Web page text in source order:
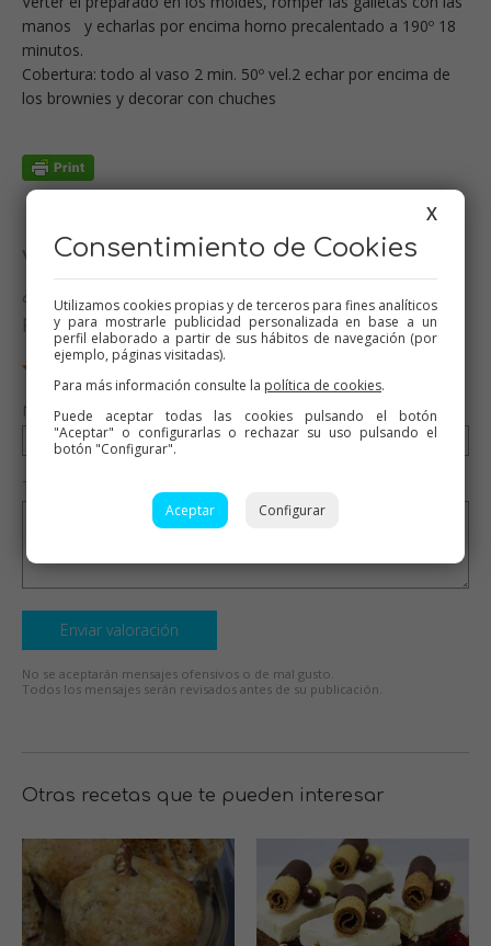
manos y echarlas por encima horno precalentado a 190º 18
minutos.
Cobertura: todo al vaso 2 min. 50º vel.2 echar por encima de
los brownies y decorar con chuches
Valora esta receta
¿Te ha gustado esta receta? Valórala y dime qué
piensas
Nombre (opcional)
Tu valoración (opcional)
Enviar valoración
No se aceptarán mensajes ofensivos o de mal gusto.
Todos los mensajes serán revisados antes de su publicación.
Otras recetas que te pueden interesar
X
Consentimiento de Cookies
Utilizamos cookies propias y de terceros para fines analíticos
y para mostrarle publicidad personalizada en base a un
perfil elaborado a partir de sus hábitos de navegación (por
ejemplo, páginas visitadas).
Para más información consulte la política de cookies.
Puede aceptar todas las cookies pulsando el botón
"Aceptar" o configurarlas o rechazar su uso pulsando el
botón "Configurar".
Aceptar Configurar